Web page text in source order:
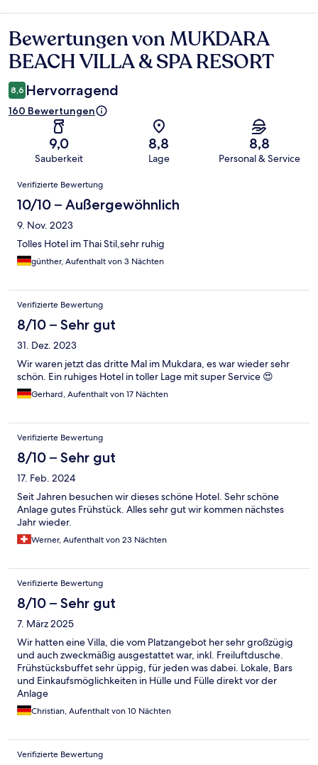
Bewertungen
Bewertungen von MUKDARA
BEACH VILLA & SPA RESORT
8,6 Hervorragend
160 Bewertungen
9,0
Sauberkeit
8,8
Lage
8,8
Personal & Service
Bewertungen
Verifizierte Bewertung
10/10 – Außergewöhnlich
9. Nov. 2023
Tolles Hotel im Thai Stil,sehr ruhig
günther, Aufenthalt von 3 Nächten
Verifizierte Bewertung
8/10 – Sehr gut
31. Dez. 2023
Wir waren jetzt das dritte Mal im Mukdara, es war wieder sehr
schön. Ein ruhiges Hotel in toller Lage mit super Service 😍
Gerhard, Aufenthalt von 17 Nächten
Verifizierte Bewertung
8/10 – Sehr gut
17. Feb. 2024
Seit Jahren besuchen wir dieses schöne Hotel. Sehr schöne
Anlage gutes Frühstück. Alles sehr gut wir kommen nächstes
Jahr wieder.
Werner, Aufenthalt von 23 Nächten
Verifizierte Bewertung
8/10 – Sehr gut
7. März 2025
Wir hatten eine Villa, die vom Platzangebot her sehr großzügig
und auch zweckmäßig ausgestattet war, inkl. Freiluftdusche.
Frühstücksbuffet sehr üppig, für jeden was dabei. Lokale, Bars
und Einkaufsmöglichkeiten in Hülle und Fülle direkt vor der
Anlage
Christian, Aufenthalt von 10 Nächten
Verifizierte Bewertung